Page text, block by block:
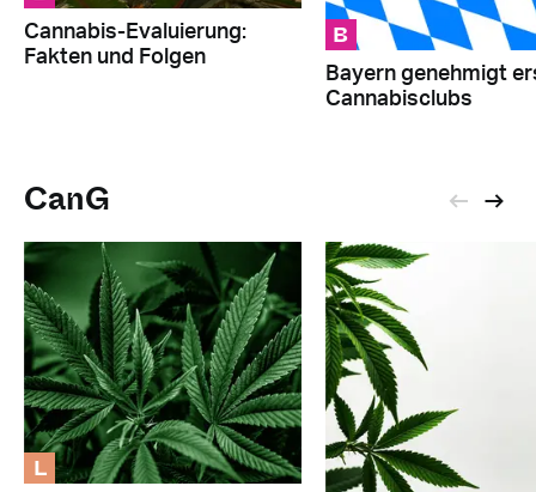
Cannabis-Evaluierung:
Fakten und Folgen
B
Bayern genehmigt
Cannabisclubs
CanG
L